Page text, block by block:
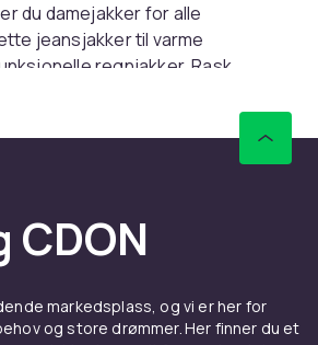
du damejakker for alle
jeansjakker til varme
regnjakker. Rask
til vår og sommer
sofistikert eleganse.
CDON
markedsplass, og vi er her for
og store drømmer. Her finner du et